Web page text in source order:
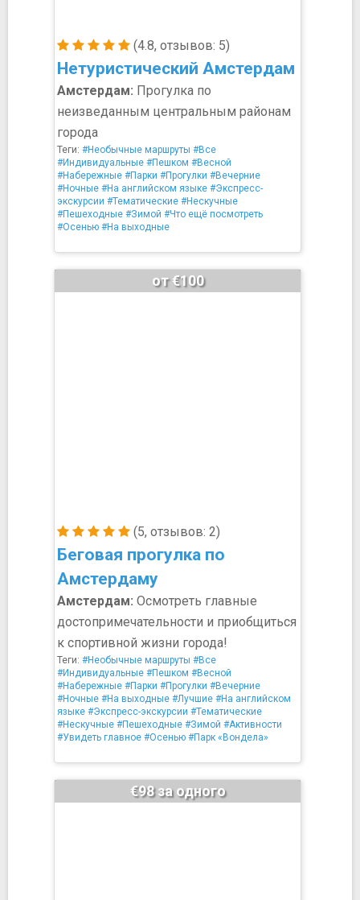
(4.8, отзывов: 5)
Нетуристический Амстердам
Амстердам: Прогулка по
неизведанным центральным районам
города
Теги: #Необычные маршруты #Все
#Индивидуальные #Пешком #Весной
#Набережные #Парки #Прогулки #Вечерние
#Ночные #На английском языке #Экспресс-
экскурсии #Тематические #Нескучные
#Пешеходные #Зимой #Что ещё посмотреть
#Осенью #На выходные
(5, отзывов: 2)
Беговая прогулка по
Амстердаму
от €100
Амстердам: Осмотреть главные
достопримечательности и приобщиться
к спортивной жизни города!
Теги: #Необычные маршруты #Все
#Индивидуальные #Пешком #Весной
#Набережные #Парки #Прогулки #Вечерние
#Ночные #На выходные #Лучшие #На английском
языке #Экспресс-экскурсии #Тематические
#Нескучные #Пешеходные #Зимой #Активности
#Увидеть главное #Осенью #Парк «Вондела»
€98 за одного